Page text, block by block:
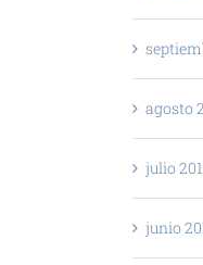
agosto
julio
junio